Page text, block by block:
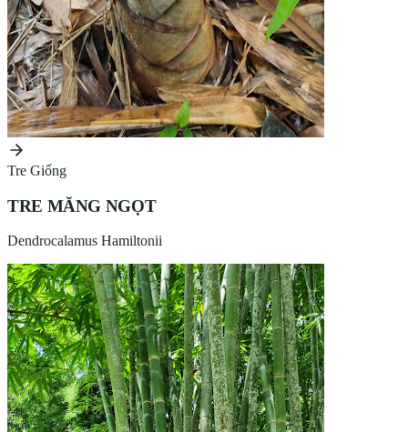
Tre Giống
TRE MĂNG NGỌT
Dendrocalamus Hamiltonii